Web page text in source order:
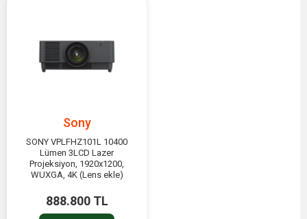
Sony
SONY VPLFHZ101L 10400
Lümen 3LCD Lazer
Projeksiyon, 1920x1200,
WUXGA, 4K (Lens ekle)
888.800 TL